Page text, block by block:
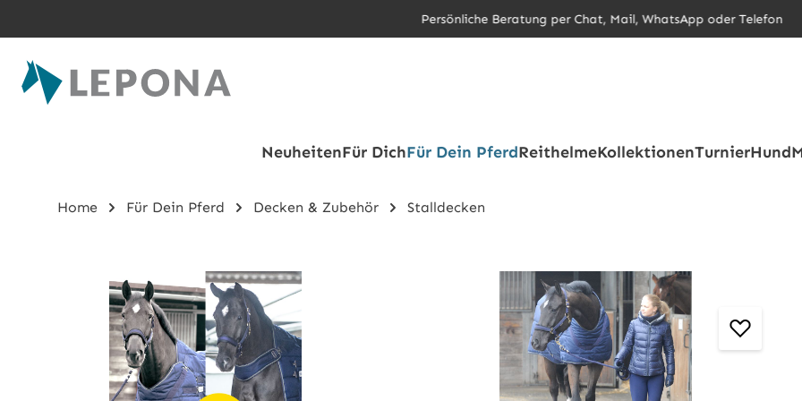
Persönliche Beratung per Chat, Mail, WhatsApp oder Telefon
NeuheitenFür DichFür Dein PferdReithelmeKollektionenTurnierHund
Home Für Dein Pferd Decken & Zubehör Stalldecken
Bildergalerie überspringen